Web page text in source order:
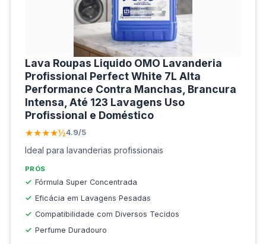
Lava Roupas Liquido OMO Lavanderia
Profissional Perfect White 7L Alta
Performance Contra Manchas, Brancura
Intensa, Até 123 Lavagens Uso
Profissional e Doméstico
★★★★½4.9/5
Ideal para lavanderias profissionais
PRÓS
Fórmula Super Concentrada
Eficácia em Lavagens Pesadas
Compatibilidade com Diversos Tecidos
Perfume Duradouro